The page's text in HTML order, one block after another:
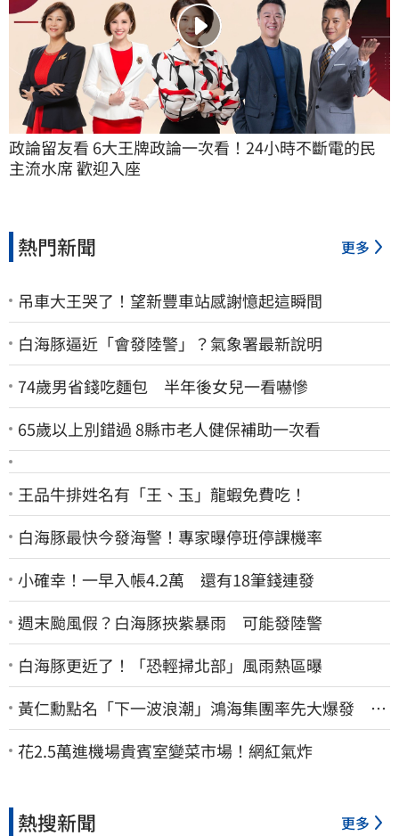
政論留友看 6大王牌政論一次看！24小時不斷電的民
主流水席 歡迎入座
熱門新聞 更多
吊車大王哭了！望新豐車站感謝憶起這瞬間
白海豚逼近「會發陸警」？氣象署最新說明
74歲男省錢吃麵包 半年後女兒一看嚇慘
65歲以上別錯過 8縣市老人健保補助一次看
王品牛排姓名有「王、玉」龍蝦免費吃！
白海豚最快今發海警！專家曝停班停課機率
小確幸！一早入帳4.2萬 還有18筆錢連發
週末颱風假？白海豚挾紫暴雨 可能發陸警
白海豚更近了！「恐輕掃北部」風雨熱區曝
黃仁勳點名「下一波浪潮」鴻海集團率先大爆發 台
股這族群全面噴出
花2.5萬進機場貴賓室變菜市場！網紅氣炸
熱搜新聞 更多